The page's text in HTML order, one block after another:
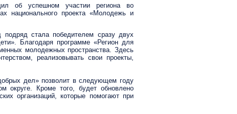
об успешном участии региона во
национального проекта «Молодежь и
подряд стала победителем сразу двух
Благодаря программе «Регион для
молодежных пространства. Здесь
реализовывать свои проекты,
дел» позволит в следующем году
округе. Кроме того, будет обновлено
организаций, которые помогают при